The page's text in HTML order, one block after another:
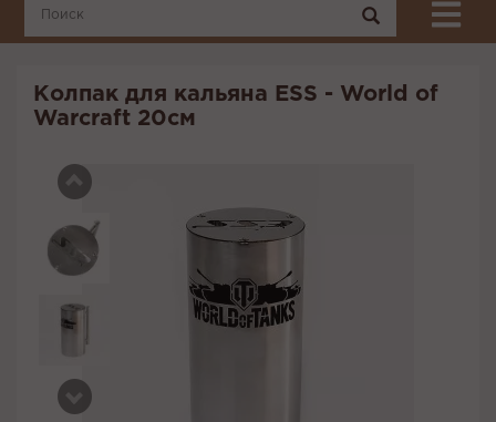
Колпак для кальяна ESS - World of
Warcraft 20см